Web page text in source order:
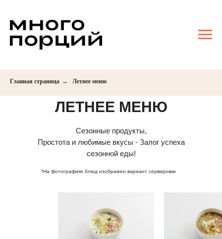
Главная страница → Летнее меню
ЛЕТНЕЕ МЕНЮ
Сезонные продукты,
Простота и любимые вкусы - Залог успеха
сезонной еды!
*На фотографиях блюд изображен вариант сервировки